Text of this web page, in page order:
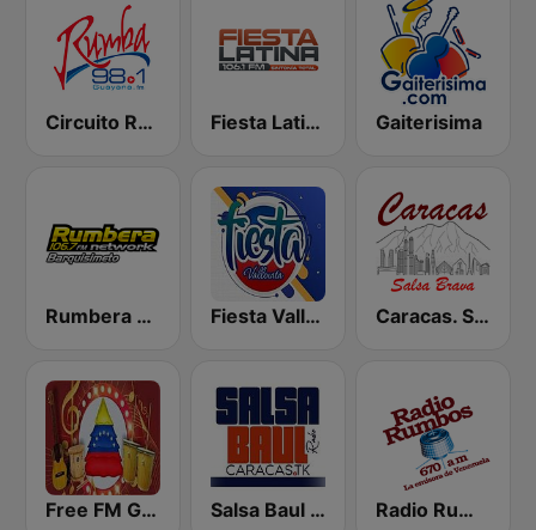
Circuito Rumba - Guayana Fiesta Latina 106.1 FM Gaiterisima
Rumbera 106.7 Fiesta Vallenata Caracas. Salsa Brava...
Free FM Gaita Salsa Baul Caracas Salsisima Radio Rumbos